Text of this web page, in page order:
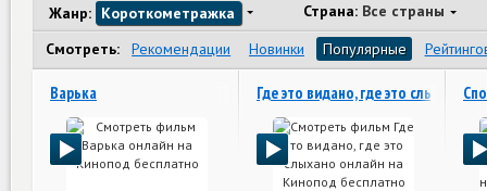
Жанр: Короткометражка Страна: Все страны
Смотреть:
Рекомендации Новинки Популярные
Варька Где это видано, где это слыхано